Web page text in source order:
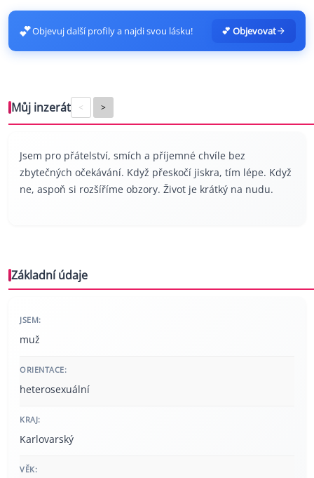
💕Objevuj další profily a najdi svou lásku! 💕 Objevovat
Můj inzerát < >
Jsem pro přátelství, smích a příjemné chvíle bez
zbytečných očekávání. Když přeskočí jiskra, tím lépe. Když
ne, aspoň si rozšíříme obzory. Život je krátký na nudu.
Základní údaje
JSEM:
muž
ORIENTACE:
heterosexuální
KRAJ:
Karlovarský
VĚK: